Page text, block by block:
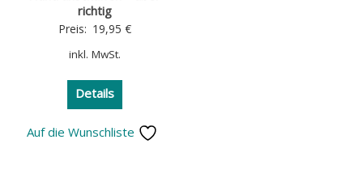
richtig
Preis: 19,95 €
inkl. MwSt.
Details
Auf die Wunschliste